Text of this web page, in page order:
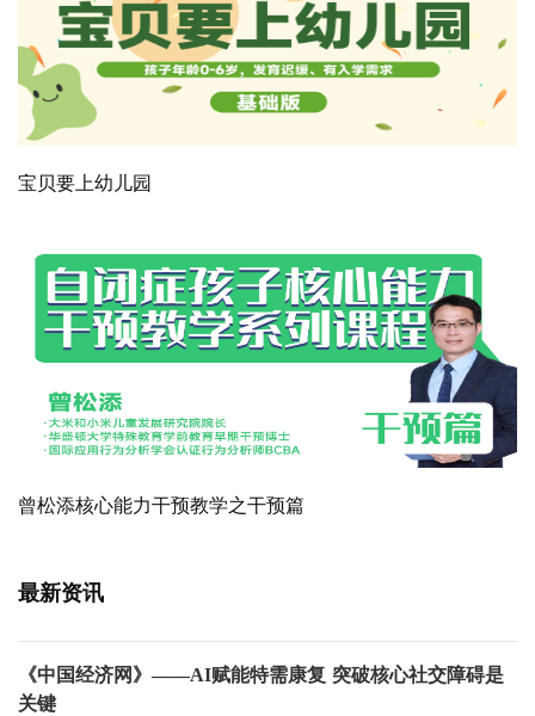
宝贝要上幼儿园
曾松添核心能力干预教学之干预篇
最新资讯
《中国经济网》——AI赋能特需康复 突破核心社交障碍是
关键